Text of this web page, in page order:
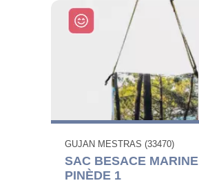
GUJAN MESTRAS (33470)
SAC BESACE MARINE
PINÈDE 1